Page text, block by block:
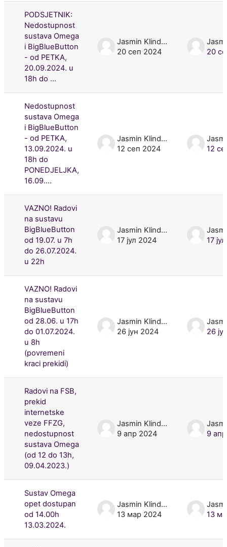
PODSJETNIK:
Nedostupnost
sustava Omega
i BigBlueButton
- od PETKA,
20.09.2024. u
18h do ...
Jasmin Klindžić
20 сеп 2024
20
Nedostupnost
sustava Omega
i BigBlueButton
- od PETKA,
13.09.2024. u
18h do
PONEDJELJKA,
16.09....
Jasmin Klindžić
12 сеп 2024
12
VAZNO! Radovi
na sustavu
BigBlueButton
od 19.07. u 7h
do 26.07.2024.
u 22h
Jasmin Klindžić
17 јул 2024
17
VAZNO! Radovi
na sustavu
BigBlueButton
od 28.06. u 17h
do 01.07.2024.
u 8h
(povremeni
kraci prekidi)
Jasmin Klindžić
26 јун 2024
26
Radovi na FSB,
prekid
internetske
veze FFZG,
nedostupnost
sustava Omega
(od 12 do 13h,
09.04.2023.)
Jasmin Klindžić
9 апр 2024
9
Sustav Omega
opet dostupan
od 14.00h
13.03.2024.
Jasmin Klindžić
13 мар 2024
13